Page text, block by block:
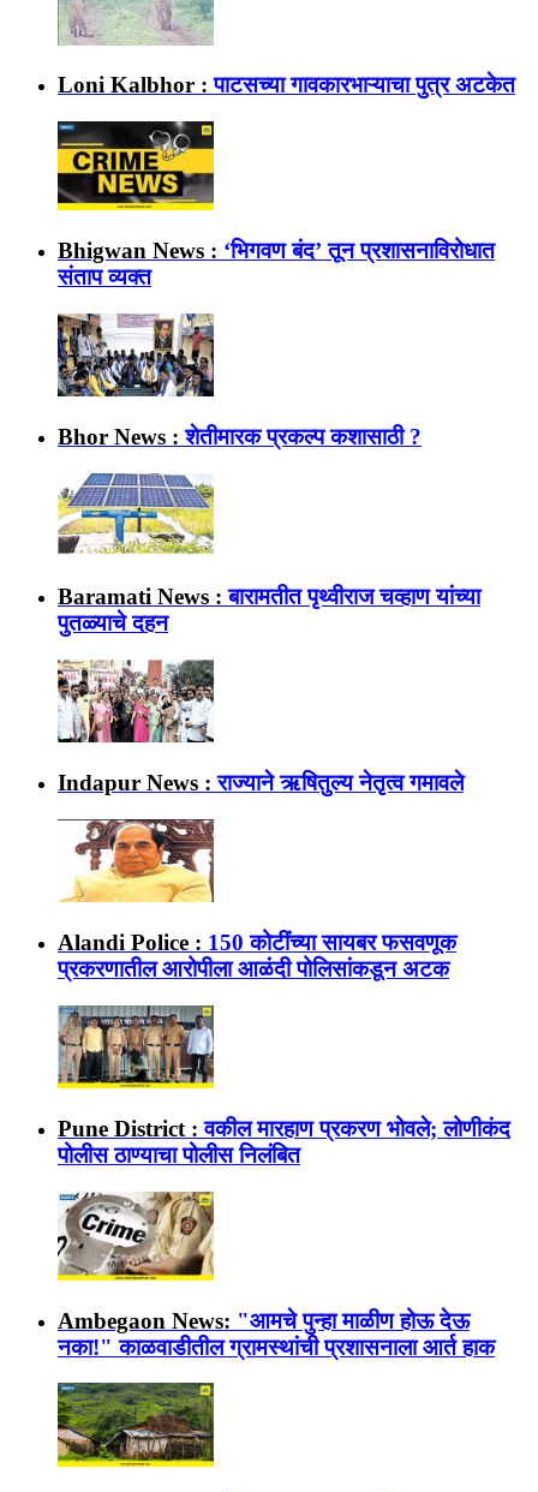
Loni Kalbhor : पाटसच्या गावकारभाऱ्याचा पुत्र अटकेत
Bhigwan News : ‘भिगवण बंद’ तून प्रशासनाविरोधात
संताप व्यक्त
Bhor News : शेतीमारक प्रकल्प कशासाठी ?
Baramati News : बारामतीत पृथ्वीराज चव्हाण यांच्या
पुतळ्याचे दहन
Indapur News : राज्याने ऋषितुल्य नेतृत्व गमावले
Alandi Police : 150 कोटींच्या सायबर फसवणूक
प्रकरणातील आरोपीला आळंदी पोलिसांकडून अटक
Pune District : वकील मारहाण प्रकरण भोवले; लोणीकंद
पोलीस ठाण्याचा पोलीस निलंबित
Ambegaon News: "आमचे पुन्हा माळीण होऊ देऊ
नका!" काळवाडीतील ग्रामस्थांची प्रशासनाला आर्त हाक